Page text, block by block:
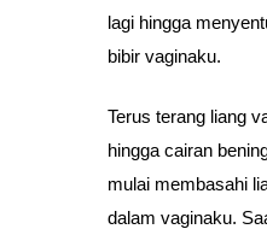
lagi hingga
bibir vaginaku.
Terus terang liang
hingga cairan
mulai membasahi
dalam vaginaku.